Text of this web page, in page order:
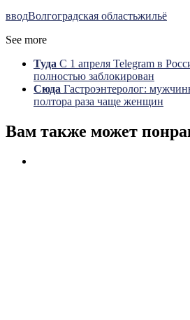
вводВолгоградская областьжильё
See more
Туда С 1 апреля Telegram в
полностью заблокирован
Сюда Гастроэнтеролог:
полтора раза чаще женщин
Вам также может